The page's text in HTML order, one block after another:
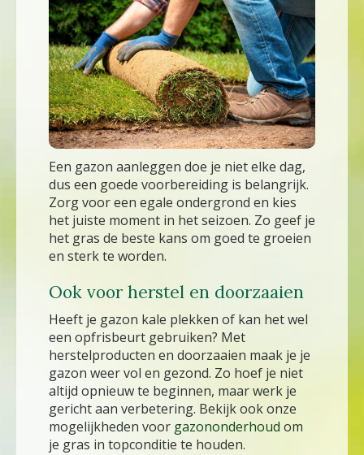
Een gazon aanleggen doe je niet elke dag,
dus een goede voorbereiding is belangrijk.
Zorg voor een egale ondergrond en kies
het juiste moment in het seizoen. Zo geef je
het gras de beste kans om goed te groeien
en sterk te worden.
Ook voor herstel en doorzaaien
Heeft je gazon kale plekken of kan het wel
een opfrisbeurt gebruiken? Met
herstelproducten en doorzaaien maak je je
gazon weer vol en gezond. Zo hoef je niet
altijd opnieuw te beginnen, maar werk je
gericht aan verbetering. Bekijk ook onze
mogelijkheden voor gazononderhoud om
je gras in topconditie te houden.